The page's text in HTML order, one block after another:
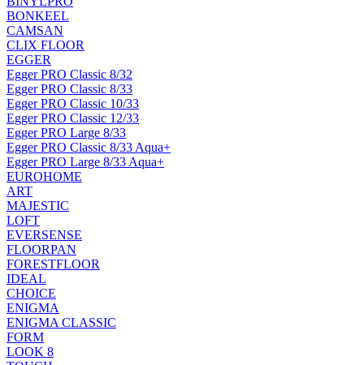
BONKEEL
CAMSAN
CLIX FLOOR
EGGER
Egger PRO Classic 8/32
Egger PRO Classic 8/33
Egger PRO Classic 10/33
Egger PRO Classic 12/33
Egger PRO Large 8/33
Egger PRO Classic 8/33 Aqua+
Egger PRO Large 8/33 Aqua+
EUROHOME
ART
MAJESTIC
LOFT
EVERSENSE
FLOORPAN
FORESTFLOOR
IDEAL
CHOICE
ENIGMA
ENIGMA CLASSIC
FORM
LOOK 8